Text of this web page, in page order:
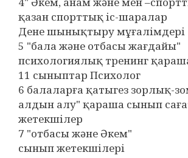
қазан спорттық іс-шаралар
Дене шынықтыру мұғалімдері
5 "бала және отбасы жағдайы"
психологиялық тренинг
11 сыныптар Психолог
6 балаларға қатыгез зорлық-
алдын алу" қараша сынып
жетекшілер
7 "отбасы және Әкем"
сынып жетекшілері